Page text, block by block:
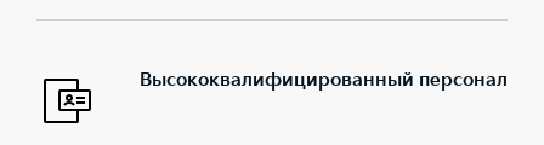
Высококвалифицированный персонал